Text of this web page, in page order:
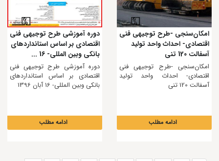
امکان‌سنجی -طرح توجیهی فنی
اقتصادی- احداث واحد تولید
آسفالت 120 تنی
امکان‌سنجی -طرح توجیهی فنی
اقتصادی- احداث واحد تولید
آسفالت 120 تنی
ادامه مطلب
دوره آموزشی طرح توجیهی فنی
اقتصادی بر اساس استانداردهای
بانکی وبین المللی- 16 ...
دوره آموزشی طرح توجیهی فنی
اقتصادی بر اساس استانداردهای
بانکی وبین المللی- 16 آبان 1396
ادامه مطلب